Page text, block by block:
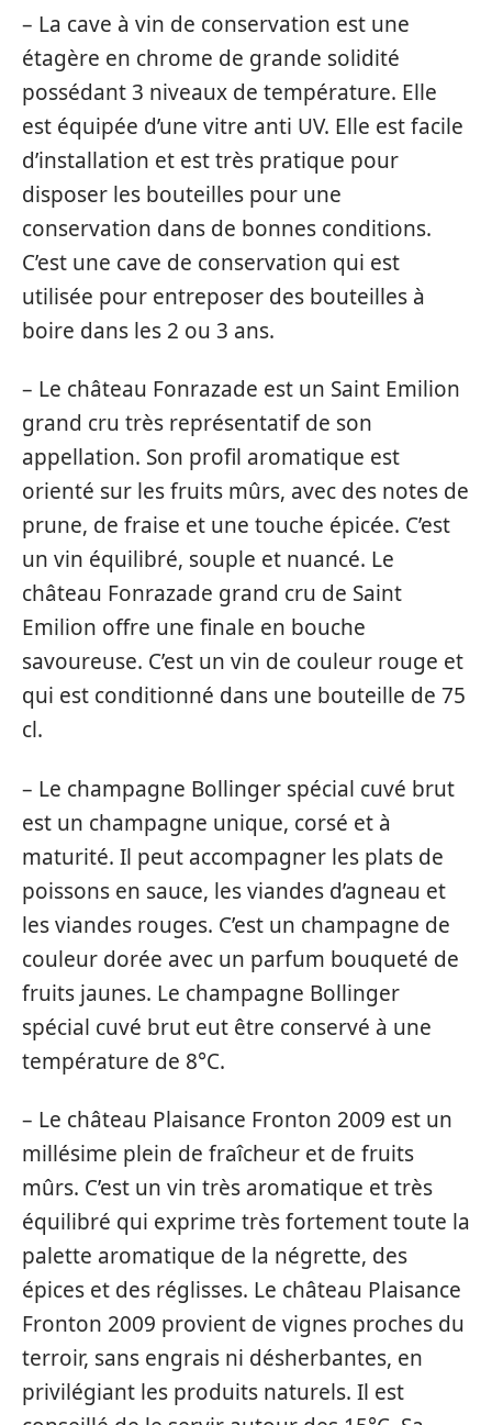
– La cave à vin de conservation est une
étagère en chrome de grande solidité
possédant 3 niveaux de température. Elle
est équipée d’une vitre anti UV. Elle est facile
d’installation et est très pratique pour
disposer les bouteilles pour une
conservation dans de bonnes conditions.
C’est une cave de conservation qui est
utilisée pour entreposer des bouteilles à
boire dans les 2 ou 3 ans.
– Le château Fonrazade est un Saint Emilion
grand cru très représentatif de son
appellation. Son profil aromatique est
orienté sur les fruits mûrs, avec des notes de
prune, de fraise et une touche épicée. C’est
un vin équilibré, souple et nuancé. Le
château Fonrazade grand cru de Saint
Emilion offre une finale en bouche
savoureuse. C’est un vin de couleur rouge et
qui est conditionné dans une bouteille de 75
cl.
– Le champagne Bollinger spécial cuvé brut
est un champagne unique, corsé et à
maturité. Il peut accompagner les plats de
poissons en sauce, les viandes d’agneau et
les viandes rouges. C’est un champagne de
couleur dorée avec un parfum bouqueté de
fruits jaunes. Le champagne Bollinger
spécial cuvé brut eut être conservé à une
température de 8°C.
– Le château Plaisance Fronton 2009 est un
millésime plein de fraîcheur et de fruits
mûrs. C’est un vin très aromatique et très
équilibré qui exprime très fortement toute la
palette aromatique de la négrette, des
épices et des réglisses. Le château Plaisance
Fronton 2009 provient de vignes proches du
terroir, sans engrais ni désherbantes, en
privilégiant les produits naturels. Il est